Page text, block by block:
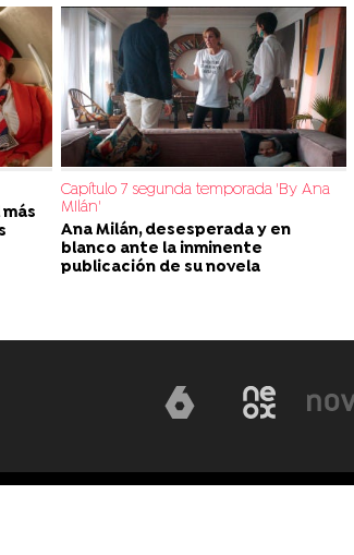
Capítulo 7 segunda temporada 'By Ana
MIlán'
Ana Milán, desesperada y en
blanco ante la inminente
publicación de su novela